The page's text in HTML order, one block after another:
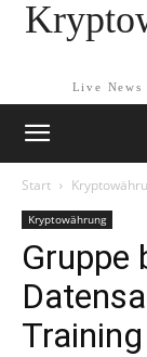
Live News
Start
Kryptowährung
Gruppe
Training